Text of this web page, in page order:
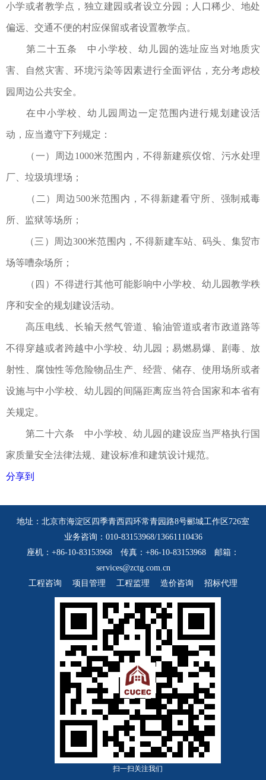
小学或者教学点，独立建园或者设立分园；人口稀少、地处
偏远、交通不便的村应保留或者设置教学点。
第二十五条 中小学校、幼儿园的选址应当对地质灾
害、自然灾害、环境污染等因素进行全面评估，充分考虑校
园周边公共安全。
在中小学校、幼儿园周边一定范围内进行规划建设活
动，应当遵守下列规定：
（一）周边1000米范围内，不得新建殡仪馆、污水处理
厂、垃圾填埋场；
（二）周边500米范围内，不得新建看守所、强制戒毒
所、监狱等场所；
（三）周边300米范围内，不得新建车站、码头、集贸市
场等嘈杂场所；
（四）不得进行其他可能影响中小学校、幼儿园教学秩
序和安全的规划建设活动。
高压电线、长输天然气管道、输油管道或者市政道路等
不得穿越或者跨越中小学校、幼儿园；易燃易爆、剧毒、放
射性、腐蚀性等危险物品生产、经营、储存、使用场所或者
设施与中小学校、幼儿园的间隔距离应当符合国家和本省有
关规定。
第二十六条 中小学校、幼儿园的建设应当严格执行国
家质量安全法律法规、建设标准和建筑设计规范。
分享到
地址：北京市海淀区四季青西四环常青园路8号郦城工作区726室
业务咨询：010-83153968/13661110436
座机：+86-10-83153968 传真：+86-10-83153968 邮箱：
services@zctg.com.cn
工程咨询
项目管理 工程监理 造价咨询 招标代理
扫一扫关注我们